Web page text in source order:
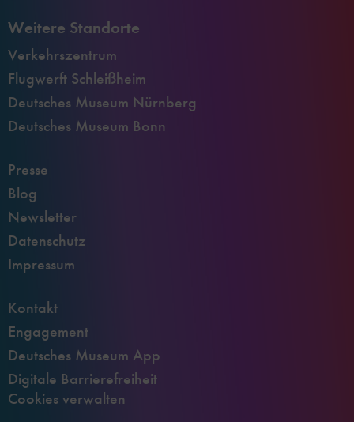
Weitere Standorte
Verkehrszentrum
Flugwerft Schleißheim
Deutsches Museum Nürnberg
Deutsches Museum Bonn
Presse
Blog
Newsletter
Datenschutz
Impressum
Kontakt
Engagement
Deutsches Museum App
Digitale Barrierefreiheit
Cookies verwalten